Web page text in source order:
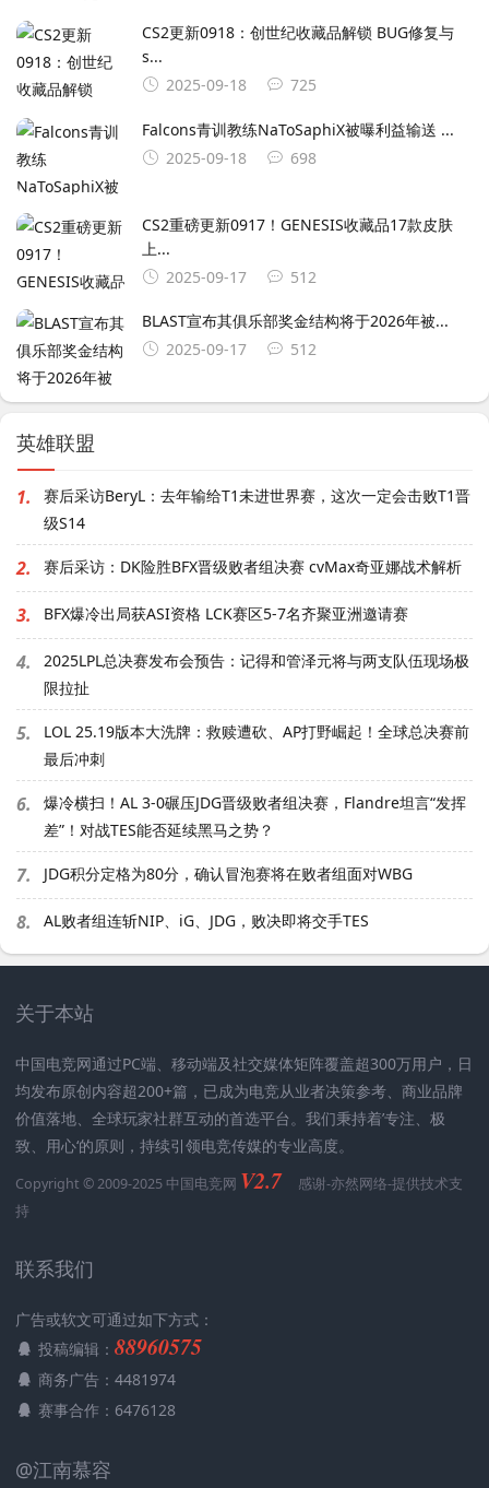
CS2更新0918：创世纪收藏品解锁 BUG修复与
s...
2025-09-18
725
Falcons青训教练NaToSaphiX被曝利益输送 ...
2025-09-18
698
CS2重磅更新0917！GENESIS收藏品17款皮肤
上...
2025-09-17
512
BLAST宣布其俱乐部奖金结构将于2026年被...
2025-09-17
512
英雄联盟
1.
赛后采访BeryL：去年输给T1未进世界赛，这次一定会击败T1晋
级S14
2. 赛后采访：DK险胜BFX晋级败者组决赛 cvMax奇亚娜战术解析
3. BFX爆冷出局获ASI资格 LCK赛区5-7名齐聚亚洲邀请赛
4.
2025LPL总决赛发布会预告：记得和管泽元将与两支队伍现场极
限拉扯
5.
LOL 25.19版本大洗牌：救赎遭砍、AP打野崛起！全球总决赛前
最后冲刺
6.
爆冷横扫！AL 3-0碾压JDG晋级败者组决赛，Flandre坦言“发挥
差”！对战TES能否延续黑马之势？
7. JDG积分定格为80分，确认冒泡赛将在败者组面对WBG
8. AL败者组连斩NIP、iG、JDG，败决即将交手TES
关于本站
中国电竞网通过PC端、移动端及社交媒体矩阵覆盖超300万用户，日
均发布原创内容超200+篇，已成为电竞从业者决策参考、商业品牌
价值落地、全球玩家社群互动的首选平台。我们秉持着’专注、极
致、用心‘的原则，持续引领电竞传媒的专业高度。
Copyright © 2009-2025 中国电竞网 V2.7 感谢-亦然网络-提供技术支
持
联系我们
广告或软文可通过如下方式：
投稿编辑： 88960575
商务广告：4481974
赛事合作：6476128
@江南慕容